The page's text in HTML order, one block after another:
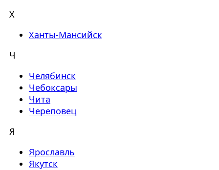
Х
Ханты-Мансийск
Ч
Челябинск
Чебоксары
Чита
Череповец
Я
Ярославль
Якутск